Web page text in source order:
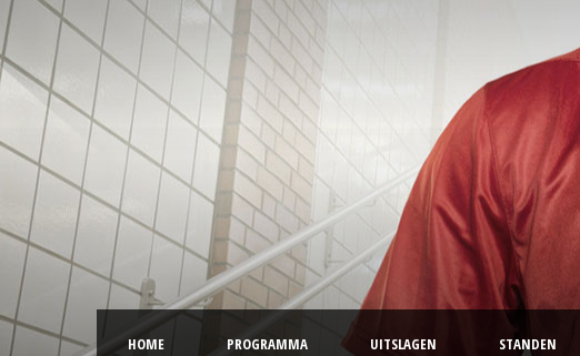
HOME PROGRAMMA UITSLAGEN STANDEN